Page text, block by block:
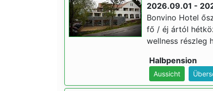
2026.09.01 -
Bonvino Hotel
fő / éj ártól
wellness részleg
Halbpension
Aussicht